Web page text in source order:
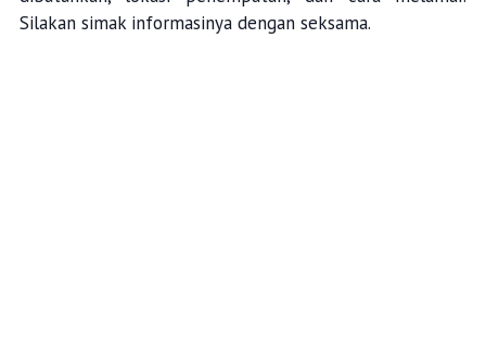
Silakan simak informasinya dengan seksama.